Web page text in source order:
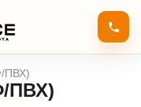
ПВХ)
ПВХ)